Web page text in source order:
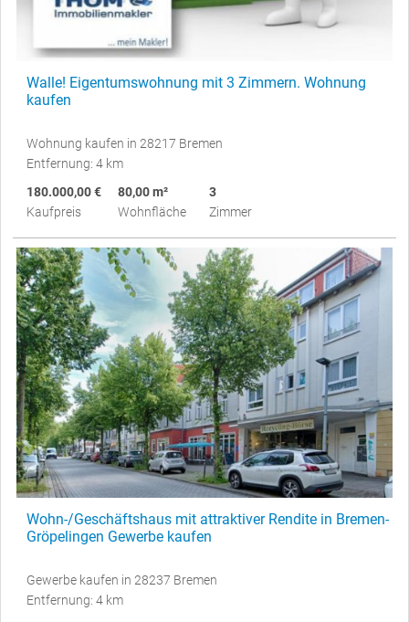
Walle! Eigentumswohnung mit 3 Zimmern. Wohnung
kaufen
Wohnung kaufen in 28217 Bremen
Entfernung: 4 km
180.000,00 €
Kaufpreis
80,00 m²
Wohnfläche
3
Zimmer
Wohn-/Geschäftshaus mit attraktiver Rendite in Bremen-
Gröpelingen Gewerbe kaufen
Gewerbe kaufen in 28237 Bremen
Entfernung: 4 km